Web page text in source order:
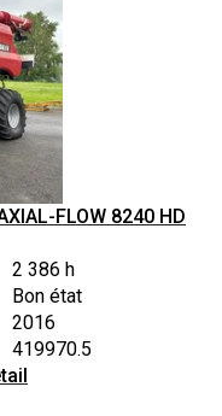
FLOW 8240 HD
2 386 h
Bon état
2016
419970.5